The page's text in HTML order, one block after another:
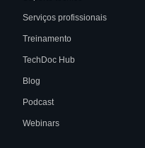
Serviços profissionais
Treinamento
TechDoc Hub
Blog
Podcast
Webinars